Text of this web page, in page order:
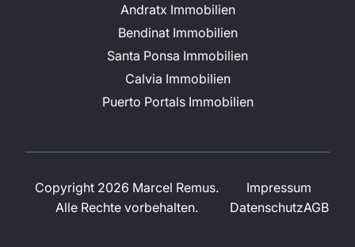
Andratx Immobilien
Bendinat Immobilien
Santa Ponsa Immobilien
Calvia Immobilien
Puerto Portals Immobilien
Copyright 2026 Marcel Remus.
Alle Rechte vorbehalten.
Impressum
DatenschutzAGB